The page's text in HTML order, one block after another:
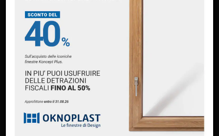
Premium Partner Oknoplast
Finanziamento Oknoplast